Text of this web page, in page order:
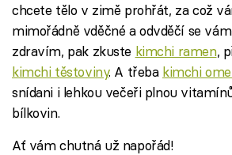
chcete tělo v zimě prohřát, za což
mimořádně vděčné a odvděčí se
zdravím, pak zkuste kimchi ramen,
kimchi těstoviny. A třeba kimchi
snídani i lehkou večeři plnou
bílkovin.
Ať vám chutná už napořád!